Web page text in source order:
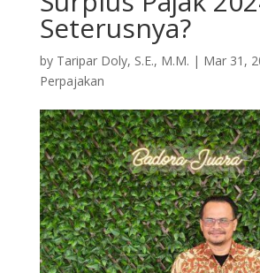
Seterusnya?
by Taripar Doly, S.E., M.M. | Mar 31,
Perpajakan